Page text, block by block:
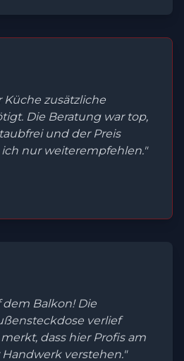
Küche zusätzliche
Die Beratung war top,
und der Preis
ich nur weiterempfehlen."
dem Balkon! Die
verlief
dass hier Profis am
verstehen."